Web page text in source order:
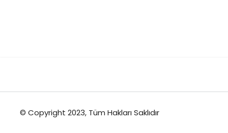
© Copyright 2023, Tüm Hakları Saklıdır